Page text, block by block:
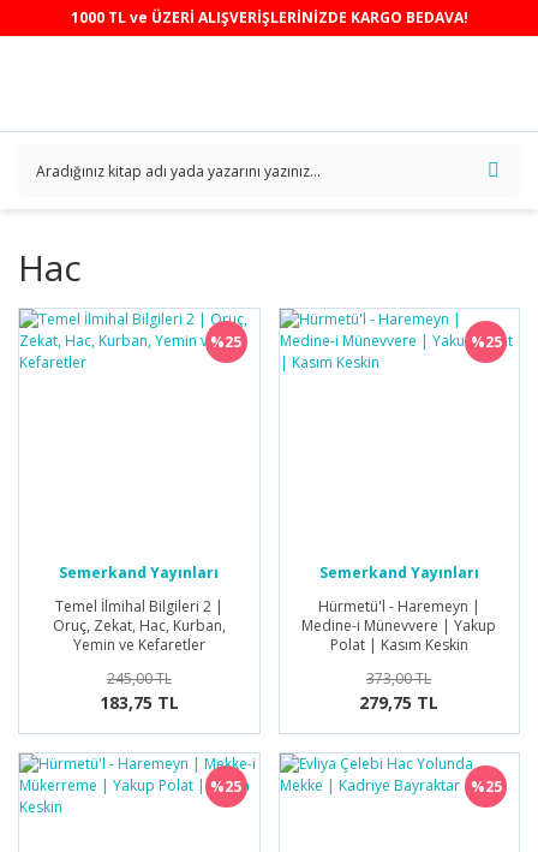
1000 TL ve ÜZERİ ALIŞVERİŞLERİNİZDE KARGO BEDAVA!
Hac
%25
Semerkand Yayınları
Temel İlmihal Bilgileri 2 |
Oruç, Zekat, Hac, Kurban,
Yemin ve Kefaretler
245,00 TL
183,75 TL
%25
Semerkand Yayınları
Hürmetü'l - Haremeyn |
Medine-i Münevvere | Yakup
Polat | Kasım Keskin
373,00 TL
279,75 TL
%25 %25